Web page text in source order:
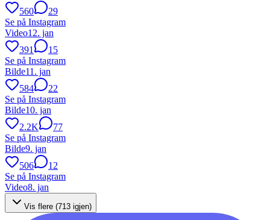
560
29
Se på Instagram
Video12. jan
391
15
Se på Instagram
Bilde11. jan
584
22
Se på Instagram
Bilde10. jan
2.2K
77
Se på Instagram
Bilde9. jan
506
12
Se på Instagram
Video8. jan
Vis flere (713 igjen)